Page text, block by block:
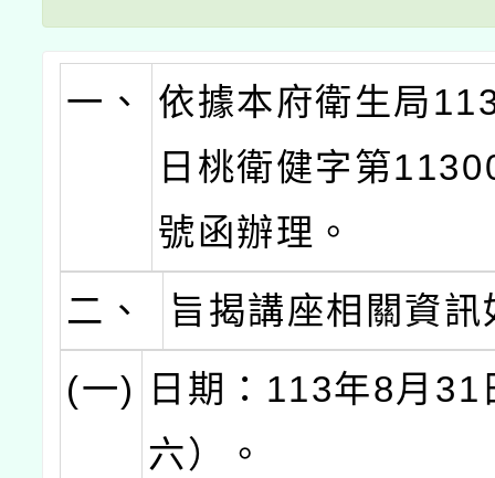
一、
依據本府衛生局
日桃衛健字第
號函辦理。
二、
旨揭講座相關資訊
(一)
日期：113年8月31
六）。